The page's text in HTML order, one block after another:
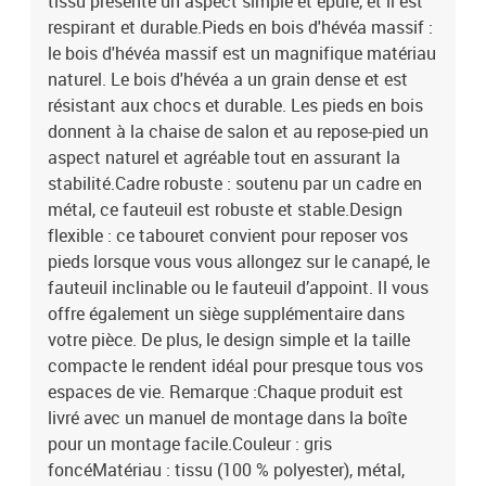
respirant et durable.Pieds en bois d'hévéa massif :
le bois d'hévéa massif est un magnifique matériau
naturel. Le bois d'hévéa a un grain dense et est
résistant aux chocs et durable. Les pieds en bois
donnent à la chaise de salon et au repose-pied un
aspect naturel et agréable tout en assurant la
stabilité.Cadre robuste : soutenu par un cadre en
métal, ce fauteuil est robuste et stable.Design
flexible : ce tabouret convient pour reposer vos
pieds lorsque vous vous allongez sur le canapé, le
fauteuil inclinable ou le fauteuil d’appoint. Il vous
offre également un siège supplémentaire dans
votre pièce. De plus, le design simple et la taille
compacte le rendent idéal pour presque tous vos
espaces de vie. Remarque :Chaque produit est
livré avec un manuel de montage dans la boîte
pour un montage facile.Couleur : gris
foncéMatériau : tissu (100 % polyester), métal,